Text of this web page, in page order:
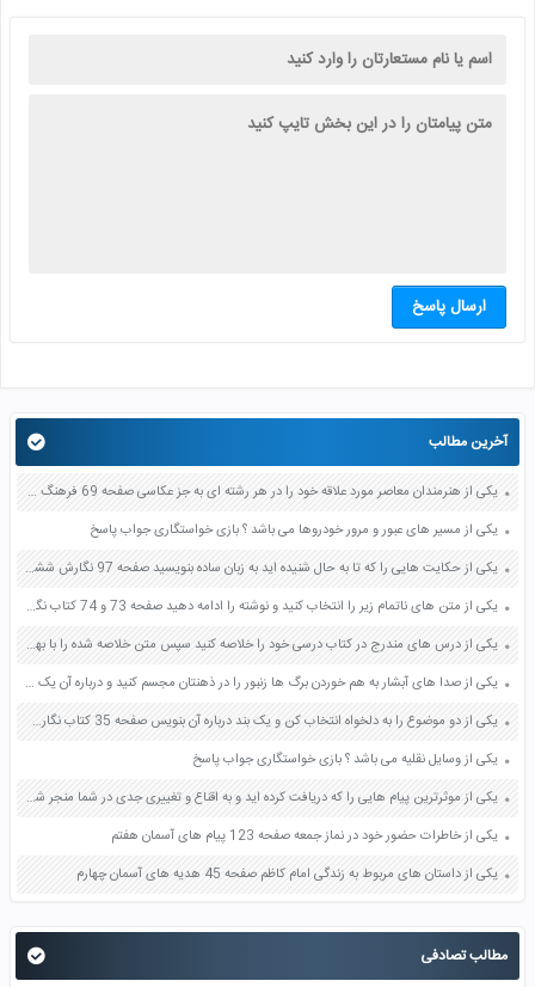
ارسال پاسخ
آخرین مطالب
یکی از هنرمندان معاصر مورد علاقه خود را در هر رشته ای به جز عکاسی صفحه 69 فرهنگ و هنر نهم
یکی از مسیر های عبور و مرور خودروها می باشد ؟ بازی خواستگاری جواب پاسخ
یکی از حکایت هایی را که تا به حال شنیده اید به زبان ساده بنویسید صفحه 97 نگارش ششم دبستان
یکی از متن های ناتمام زیر را انتخاب کنید و نوشته را ادامه دهید صفحه 73 و 74 کتاب نگارش فارسی پنجم دبستان
یکی از درس های مندرج در کتاب درسی خود را خلاصه کنید سپس متن خلاصه شده را با بهره گیری از روش های دسته بندی نمودار جدول نقشه مفهومی نشان دهید صفحه 118 نگارش یازدهم
یکی از صدا های آبشار به هم خوردن برگ ها زنبور را در ذهنتان مجسم کنید و درباره آن یک بند بنویسید صفحه 11 نگارش پنجم
یکی از دو موضوع را به دلخواه انتخاب کن و یک بند درباره آن بنویس صفحه 35 کتاب نگارش فارسی سوم
یکی از وسایل نقلیه می باشد ؟ بازی خواستگاری جواب پاسخ
یکی از موثرترین پیام هایی را که دریافت کرده اید و به اقناع و تغییری جدی در شما منجر شده است برسی کنید و علت این تاثیر گذاری قابل توجه را بنویسید صفحه 52 تفکر و سواد رسانه ای دهم
یکی از خاطرات حضور خود در نماز جمعه صفحه 123 پیام های آسمان هفتم
یکی از داستان های مربوط به زندگی امام کاظم صفحه 45 هدیه های آسمان چهارم
مطالب تصادفی